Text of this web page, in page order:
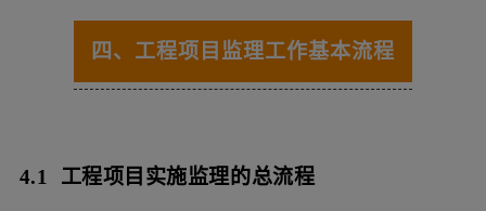
四、工程项目监理工作基本流程
4.1 工程项目实施监理的总流程